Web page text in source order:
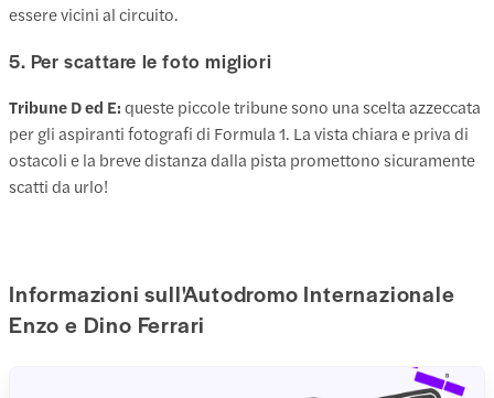
essere vicini al circuito.
5. Per scattare le foto migliori
Tribune D ed E:queste piccole tribune sono una scelta azzeccata
per gli aspiranti fotografi di Formula 1. La vista chiara e priva di
ostacoli e la breve distanza dalla pista promettono sicuramente
scatti da urlo!
Informazioni sull'Autodromo Internazionale
Enzo e Dino Ferrari